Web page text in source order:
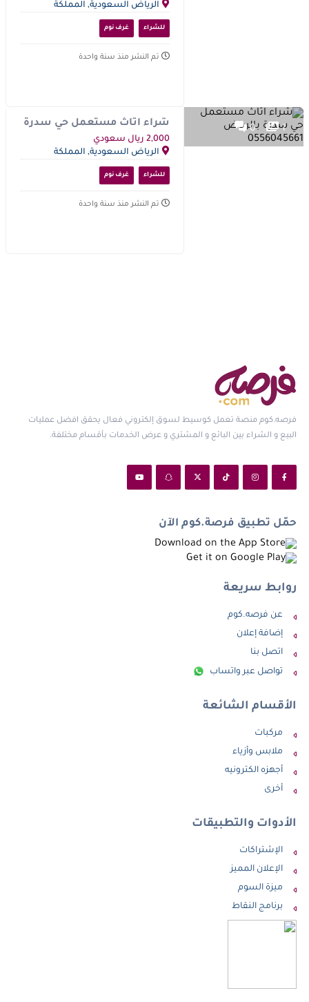
الرياض السعودية, المملكة
العربية السعودية
للشراء غرف نوم
تم النشر منذ سنة واحدة
1
0
شراء اثاث مستعمل حي سدرة
بالرياض 0556045661
2,000 ريال سعودي
الرياض السعودية, المملكة
العربية السعودية
للشراء غرف نوم
تم النشر منذ سنة واحدة
فرصه.كوم منصة تعمل كوسيط لسوق إلكتروني فعال يحقق افضل عمليات
البيع و الشراء بين البائع و المشتري و عرض الخدمات بأقسام مختلفة.
حمّل تطبيق فرصة.كوم الآن
روابط سريعة
عن فرصه.كوم
إضافة إعلان
اتصل بنا
تواصل عبر واتساب
الأقسام الشائعة
مركبات
ملابس وأزياء
أجهزه الكترونيه
أخرى
الأدوات والتطبيقات
الإشتراكات
الإعلان المميز
ميزة السوم
برنامج النقاط